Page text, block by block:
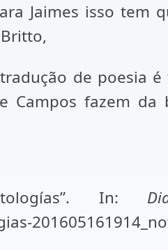
Jaimes isso tem
de poesia
Campos fazem
In: